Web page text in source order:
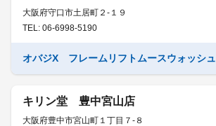
大阪府守口市土居町２-１９
TEL: 06-6998-5190
オバジX フレームリフトムースウォッシュ
キリン堂 豊中宮山店
大阪府豊中市宮山町１丁目７-８